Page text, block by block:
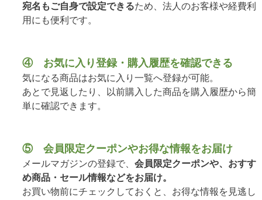
宛名もご自身で設定できるため、法人のお客様や経費利
用にも便利です。
④ お気に入り登録・購入履歴を確認できる
気になる商品はお気に入り一覧へ登録が可能。
あとで見返したり、以前購入した商品を購入履歴から簡
単に確認できます。
⑤ 会員限定クーポンやお得な情報をお届け
メールマガジンの登録で、 会員限定クーポンや、おすす
め商品・セール情報などをお届け。
お買い物前にチェックしておくと、お得な情報を見逃し